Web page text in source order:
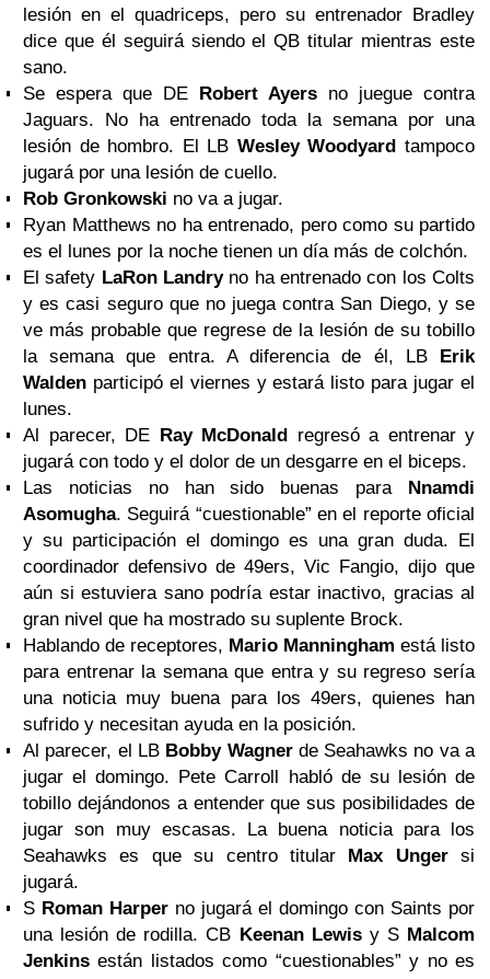
lesión en el quadriceps, pero su entrenador Bradley
dice que él seguirá siendo el QB titular mientras este
sano.
Se espera que DE Robert Ayers no juegue contra
Jaguars. No ha entrenado toda la semana por una
lesión de hombro. El LB Wesley Woodyard tampoco
jugará por una lesión de cuello.
Rob Gronkowski no va a jugar.
Ryan Matthews no ha entrenado, pero como su partido
es el lunes por la noche tienen un día más de colchón.
El safety LaRon Landryno ha entrenado con los Colts
y es casi seguro que no juega contra San Diego, y se
ve más probable que regrese de la lesión de su tobillo
la semana que entra. A diferencia de él, LB Erik
Walden participó el viernes y estará listo para jugar el
lunes.
Al parecer, DE Ray McDonald regresó a entrenar y
jugará con todo y el dolor de un desgarre en el biceps.
Las noticias no han sido buenas para Nnamdi
Asomugha. Seguirá “cuestionable” en el reporte oficial
y su participación el domingo es una gran duda. El
coordinador defensivo de 49ers, Vic Fangio, dijo que
aún si estuviera sano podría estar inactivo, gracias al
gran nivel que ha mostrado su suplente Brock.
Hablando de receptores, Mario Manningham está listo
para entrenar la semana que entra y su regreso sería
una noticia muy buena para los 49ers, quienes han
sufrido y necesitan ayuda en la posición.
Al parecer, el LB Bobby Wagnerde Seahawks no va a
jugar el domingo. Pete Carroll habló de su lesión de
tobillo dejándonos a entender que sus posibilidades de
jugar son muy escasas. La buena noticia para los
Seahawks es que su centro titular Max Ungersi
jugará.
S Roman Harper no jugará el domingo con Saints por
una lesión de rodilla. CB Keenan Lewisy S Malcom
Jenkins están listados como “cuestionables” y no es